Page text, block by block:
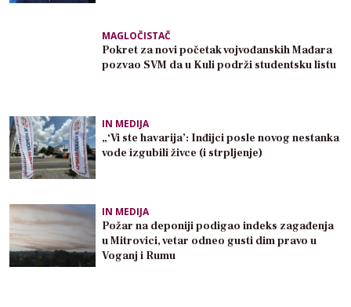
MAGLOČISTAČ
Pokret za novi početak vojvođanskih Mađara
pozvao SVM da u Kuli podrži studentsku listu
IN MEDIJA
„‘Vi ste havarija’: Inđijci posle novog nestanka
vode izgubili živce (i strpljenje)
IN MEDIJA
Požar na deponiji podigao indeks zagađenja
u Mitrovici, vetar odneo gusti dim pravo u
Voganj i Rumu